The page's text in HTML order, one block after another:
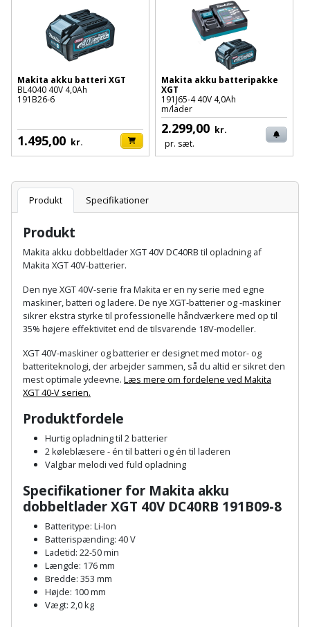
Fugtsikring
Garageport
Gelænder
Grundmursplader
Hardieplank
brædder
Hemsestige
Isolering
Komposit
terrassebrædder
Lecablokke
og
fundablokke
Lofter
Lofttrapper
Murbinder
Murpap
murfolie
Mursten
Fugepistol
skumpistol
Gevindskærer
Gipsværktøj
Glasløfter
Glasskærer
Hæftepistol
og
Hammer
Kiler
Kloakrenser
Kniv
Koben
Kridtsnor
Lærlingesæt
Landmålerstok
Betonsliber
Bindemaskine
Bits
Bor
Bore-
og
skruemaskine
Borehammer
Boremaskinetilbehør
Detektor
Diamantskæremaskine
Diamantslibertilbehør
Dyksav
Excentersliber
Excenterslibertilbehør
Fedtsprøjte
Flamingoskærer
Motorenhed
Motorsav
og
kædesav
Motorsav
og
tilbehør
Pælebor
Plæneklipper
tilbehør
Robotplæneklipper
Robotplæneklipper
tilbehør
Vandpumpe
Vertikalskærer
mosfjerner
Vinduesvasker
Brænde
Brændeovn
Brandslukker
Camping
Damprengøring
Dørmåtte
Dørrist
Drivhustilbehør
Elartikler
Flagstænger
til
hus
have
Fuglefoderhus
Garderobe
opbevaring
Gavekort
Grill
afrensning
Spartelmasse
til
væg
Tape
fittings
Stålvask
og
indeklima
Aktiviteter
Makita akku batteri XGT
BL4040 40V 4,0Ah
191B26-6
1.495,00 kr.
Makita akku batteripakke
XGT
191J65-4 40V 4,0Ah
m/lader
2.299,00 kr.
pr. sæt.
Produkt Specifikationer
Produkt
Makita akku dobbeltlader XGT 40V DC40RB til opladning af
Makita XGT 40V-batterier.
Den nye XGT 40V-serie fra Makita er en ny serie med egne
maskiner, batteri og ladere. De nye XGT-batterier og -maskiner
sikrer ekstra styrke til professionelle håndværkere med op til
35% højere effektivitet end de tilsvarende 18V-modeller.
XGT 40V-maskiner og batterier er designet med motor- og
batteriteknologi, der arbejder sammen, så du altid er sikret den
mest optimale ydeevne. Læs mere om fordelene ved Makita
XGT 40-V serien.
Produktfordele
Hurtig opladning til 2 batterier
2 køleblæsere - én til batteri og én til laderen
Valgbar melodi ved fuld opladning
Specifikationer for Makita akku
dobbeltlader XGT 40V DC40RB 191B09-8
Batteritype: Li-Ion
Batterispænding: 40 V
Ladetid: 22-50 min
Længde: 176 mm
Bredde: 353 mm
Højde: 100 mm
Vægt: 2,0 kg